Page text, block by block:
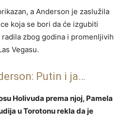
a Anderson je zaslužila
koja se bori da će izgubiti
zbog godina i promenljivih
Vegasu.
Putin i ja…
Holivuda prema njoj, Pamela
u Torotonu rekla da je